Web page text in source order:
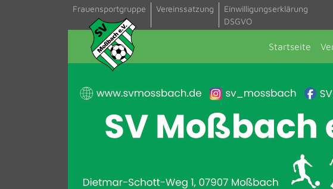
Frauensportgruppe Vereinssatzung
Einwilligungserklärung
DSGVO
Startseite